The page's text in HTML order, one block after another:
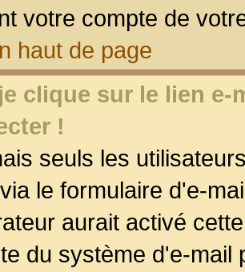
votre compte de
haut de page
clique sur le lien
!
seuls les
le formulaire d'e-
aurait activé
du système d'e-